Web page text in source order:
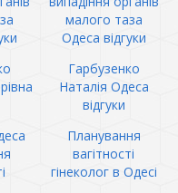
малого таза
Одеса відгуки
Гарбузенко
Наталія Одеса
відгуки
Планування
вагітності
гінеколог в Одесі